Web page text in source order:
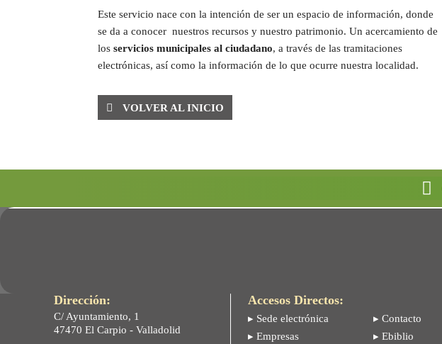
Este servicio nace con la intención de ser un espacio de información, donde
se da a conocer nuestros recursos y nuestro patrimonio. Un acercamiento de
los servicios municipales al ciudadano, a través de las tramitaciones
electrónicas, así como la información de lo que ocurre nuestra localidad.
VOLVER AL INICIO
Dirección:
C/ Ayuntamiento, 1
47470 El Carpio - Valladolid
Accesos Directos:
▸ Sede electrónica
▸ Empresas
▸ Contacto
▸ Ebiblio